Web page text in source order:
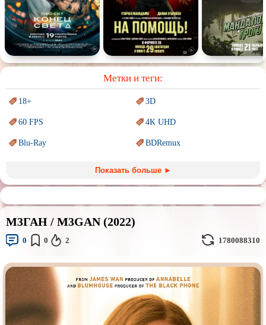
Спектакль Сказка Немое кино Для взрослых
Метки и теги:
18+ 3D
60 FPS 4K UHD
Blu-Ray BDRemux
Sci-Fi (Научнаяфантастика) Trash (трэш) movies
Авангард иСюрреализм Ангелы и Демоны
Аниме
Врачи
Индийское кино Киберпанк
Коллекция Комикс
Маги и Волшебники Наркотики
Показать больше ►
М3ГАН / M3GAN (2022)
0 0 2 1780088310